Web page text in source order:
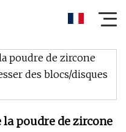
poudre de zircone